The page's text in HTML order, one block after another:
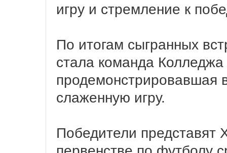
игру и стремление к
По итогам сыгранных
стала команда
продемонстрировавшая
слаженную игру.
Победители представят